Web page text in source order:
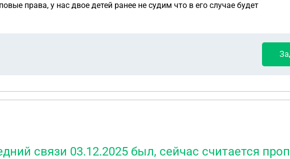
права, у нас двое детей ранее не судим что в его случае будет
связи 03.12.2025 был, сейчас считается